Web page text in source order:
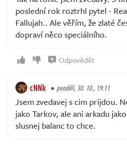
poslední rok roztrhl pytel -
Fallujah.. Ale věřím, že zlaté
dopraví něco speciálního.
Odpovědět
cNNk pondělí, 30. 10., 19:11
Jsem zvedavej s cim prijdou.
jako Tarkov, ale ani arkadu
slusnej balanc to chce.